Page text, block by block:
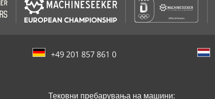
+49 201 857 861 0
Тековни пребарувања на машини: